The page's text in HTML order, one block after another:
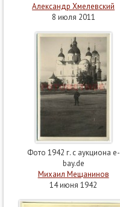
Александр Хмелевский
8 июля 2011
Фото 1942 г. с аукциона e-
bay.de
Михаил Мещанинов
14 июня 1942